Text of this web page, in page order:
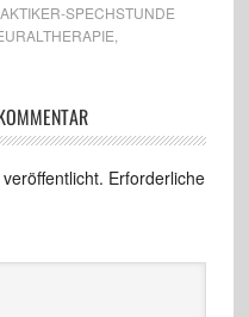
SPECHSTUNDE
Erforderliche